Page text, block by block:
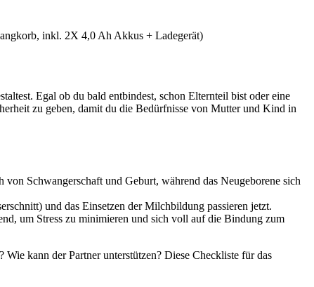
inkl. 2X 4,0 Ah Akkus + Ladegerät)
Egal ob du bald entbindest, schon Elternteil bist oder eine
zu geben, damit du die Bedürfnisse von Mutter und Kind in
Schwangerschaft und Geburt, während das Neugeborene sich
und das Einsetzen der Milchbildung passieren jetzt.
um Stress zu minimieren und sich voll auf die Bindung zum
kann der Partner unterstützen? Diese Checkliste für das